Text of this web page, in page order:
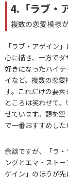
4.「ラブ・
複数の恋愛模様
「ラブ・アゲイン
心に描き、一方で
好きになったハイ
イなど、複数の恋
す。これだけの要
ところは笑わせて
せています。頭を
で一番おすすめした
余談ですが、「ラ
ングとエマ・スト
ゲイン」のほうが